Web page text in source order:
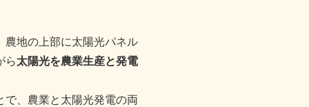
農地の上部に太陽光パネル
ら太陽光を農業生産と発電
で、農業と太陽光発電の両